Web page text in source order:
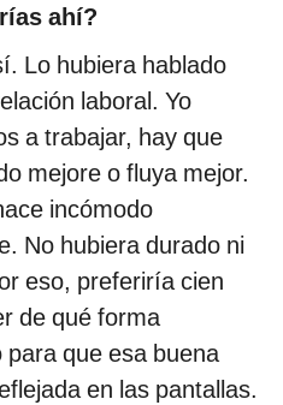
ahí?
Lo hubiera hablado
laboral. Yo
a trabajar, hay que
mejore o fluya mejor.
incómodo
No hubiera durado ni
eso, preferiría cien
de qué forma
que esa buena
en las pantallas.